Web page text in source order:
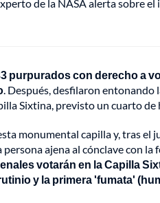
de la NASA alerta sobre
purpurados con derecho a
. Después, desfilaron entonando
Sixtina, previsto un cuarto de
monumental capilla y, tras
ajena al cónclave con
votarán en la Capilla
y la primera 'fumata'